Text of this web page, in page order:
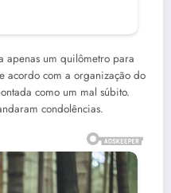
apenas um quilômetro para
acordo com a organização do
como um mal súbito.
condolências.